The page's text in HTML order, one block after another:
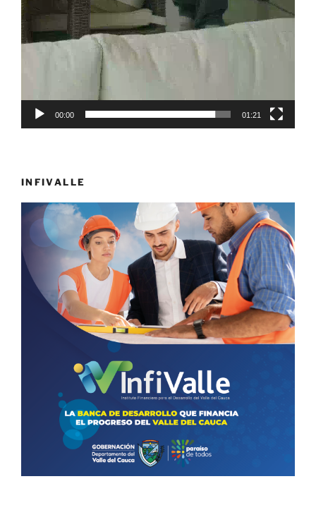
00:00 01:21
INFIVALLE